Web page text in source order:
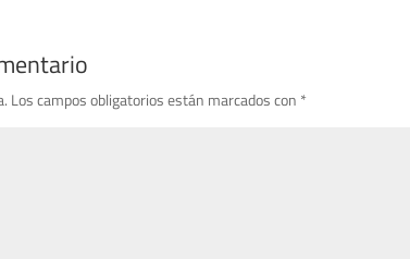
Los campos obligatorios están marcados con *